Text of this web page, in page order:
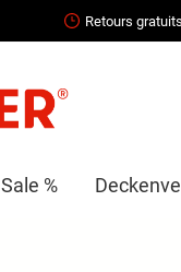
Retours
Sale %